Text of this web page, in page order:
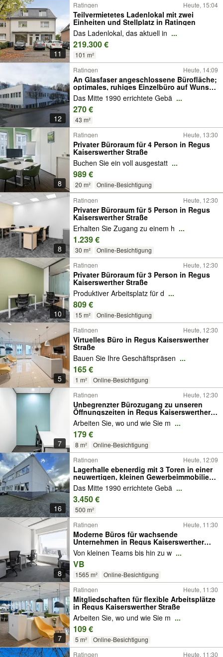
11
Ratingen Heute, 15:04
Teilvermietetes Ladenlokal mit zwei
Einheiten und Stellplatz in Ratingen
Das Ladenlokal, das aktuell in ...
219.300 €
101 m²
12
Ratingen Heute, 14:09
An Glasfaser angeschlossene Bürofläche;
optimales, ruhiges Einzelbüro auf Wunsch
mit Stellplatz
Das Mitte 1990 errichtete Gebä ...
270 €
43 m²
8
Ratingen Heute, 13:30
Privater Büroraum für 4 Person in Regus
Kaiserswerther Straße
Buchen Sie ein voll ausgestatt ...
989 €
20 m² Online-Besichtigung
8
Ratingen Heute, 12:30
Privater Büroraum für 5 Person in Regus
Kaiserswerther Straße
Erhalten Sie Zugang zu einem h ...
1.239 €
30 m² Online-Besichtigung
10
Ratingen Heute, 12:30
Privater Büroraum für 3 Person in Regus
Kaiserswerther Straße
Produktiver Arbeitsplatz für d ...
809 €
15 m² Online-Besichtigung
5
Ratingen Heute, 12:30
Virtuelles Büro in Regus Kaiserswerther
Straße
Bauen Sie Ihre Geschäftspräsen ...
165 €
1 m² Online-Besichtigung
7
Ratingen Heute, 12:30
Unbegrenzter Bürozugang zu unseren
Öffnungszeiten in Regus Kaiserswerther
Straße
Arbeiten Sie, wo und wie Sie m ...
179 €
8 m² Online-Besichtigung
16
Ratingen Heute, 12:09
Lagerhalle ebenerdig mit 3 Toren in einer
neuwertigen, kleinen Gewerbeimmobilie
Glasfaseranschluss
Das Mitte 1990 errichtete Gebä ...
3.450 €
500 m²
8
Ratingen Heute, 11:30
Moderne Büros für wachsende
Unternehmen in Regus Kaiserswerther
Straße
Von kleinen Teams bis hin zu w ...
VB
1565 m² Online-Besichtigung
7
Ratingen Heute, 11:30
Mitgliedschaften für flexible Arbeitsplätze
in Regus Kaiserswerther Straße
Arbeiten Sie, wo und wie Sie m ...
109 €
5 m²
Online-Besichtigung
Ratingen
Heute, 11:30